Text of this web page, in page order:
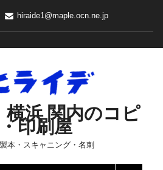
hiraide1@maple.ocn.ne.jp
浜 関内のコピ
印刷屋
本・スキャニング・名刺